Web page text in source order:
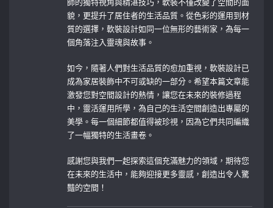
貌，更提升了居住者的生活品質。從色彩的運用到材
質的選擇，軟裝設計如同一位無形的藝術家，為每一
個角落注入靈魂與故事。
如今，隨著人們對生活品質的愈加重視，軟裝設計已
成為家居裝飾中不可或缺的一部分。希望本篇文章能
激發您對空間設計的熱情，讓您在未來的裝修過程
中，靈活運用所學，為自己的生活空間創造出專屬的
美學。每一個細節都值得被珍視，因為它們共同編織
了一幅獨特的生活畫卷。
感謝您與我們一起探索這個充滿魅力的領域，期待您
在未來的生活中，能夠迎接更多靈感，創造出令人驚
豔的空間！